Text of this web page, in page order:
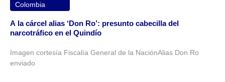
Colombia
A la cárcel alias ‘Don Ro’: presunto cabecilla del
narcotráfico en el Quindío
Imagen cortesía Fiscalía General de la NaciónAlias Don Ro
enviado